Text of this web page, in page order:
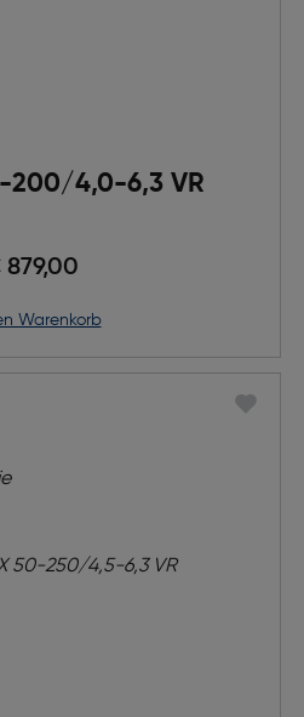
200/4,0-6,3 VR
879,00
Warenkorb